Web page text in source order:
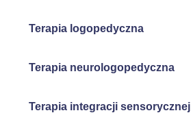
Terapia logopedyczna
Terapia neurologopedyczna
Terapia integracji sensorycznej